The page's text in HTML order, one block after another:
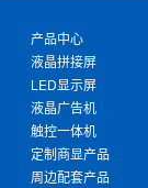
产品中心
液晶拼接屏
LED显示屏
液晶广告机
触控一体机
定制商显产品
周边配套产品